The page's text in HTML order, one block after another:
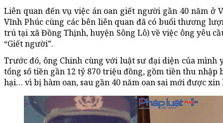
Liên quan đến vụ việc án oan giết người gần 40 năm ở
Vĩnh Phúc cùng các bên liên quan đã có buổi thương
trú tại xã Đồng Thịnh, huyện Sông Lô) về việc ông yêu
“Giết người”.
Trước đó, ông Chinh cùng với luật sư đại diện của mình
tổng số tiền gần 12 tỷ 870 triệu đồng, gồm tiền thu
hại… vì bị hàm oan, sau gần 40 năm oan sai mới được